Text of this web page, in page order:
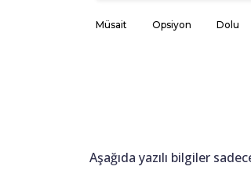
Müsait Opsiyon Dolu
Aşağıda yazılı bilgiler